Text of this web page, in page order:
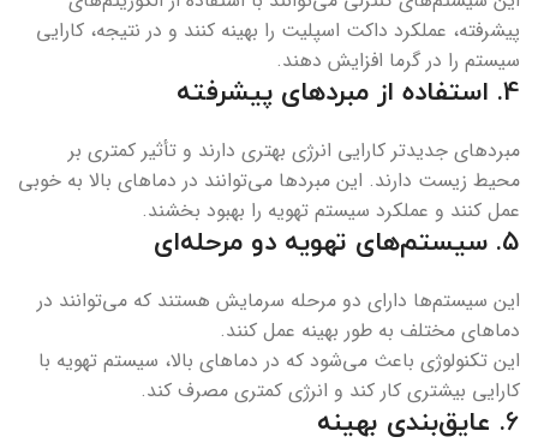
پیشرفته، عملکرد داکت اسپلیت را بهینه کنند و در نتیجه، کارایی
سیستم را در گرما افزایش دهند.
4. استفاده از مبردهای پیشرفته
مبردهای جدیدتر کارایی انرژی بهتری دارند و تأثیر کمتری بر
محیط زیست دارند. این مبردها می‌توانند در دماهای بالا به خوبی
عمل کنند و عملکرد سیستم تهویه را بهبود بخشند.
5. سیستم‌های تهویه دو مرحله‌ای
این سیستم‌ها دارای دو مرحله سرمایش هستند که می‌توانند در
دماهای مختلف به طور بهینه عمل کنند.
این تکنولوژی باعث می‌شود که در دماهای بالا، سیستم تهویه با
کارایی بیشتری کار کند و انرژی کمتری مصرف کند.
6. عایق‌بندی بهینه